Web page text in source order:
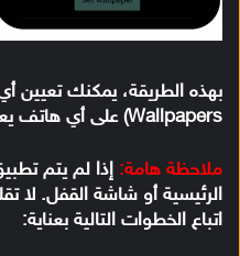
Wallpapers) على أي هاتف يعمل بنظام اندرويد.
ملاحظة هامة: إذا لم يتم
الرئيسية أو شاشة القفل. لا
اتباع الخطوات التالية بعناية: